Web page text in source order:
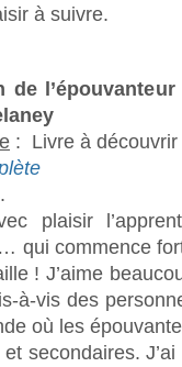
à suivre.
de
: Livre à découvrir
.
plaisir
qui commence
! J’aime
à-vis des
où les
secondaires. J’ai